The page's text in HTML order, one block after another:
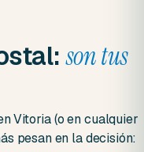
son tus
Vitoria (o en cualquier
pesan en la decisión: